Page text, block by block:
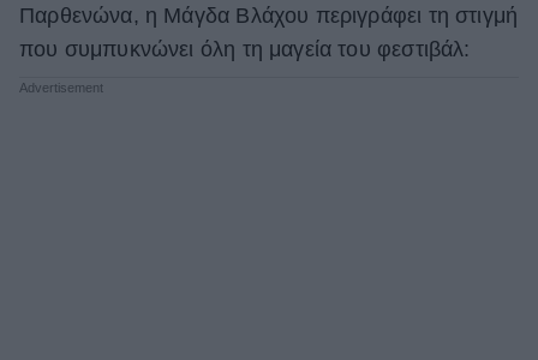
Γάμος
Παρθενώνα, η Μάγδα Βλάχου περιγράφει τη στιγμή
που συμπυκνώνει όλη τη μαγεία του φεστιβάλ: